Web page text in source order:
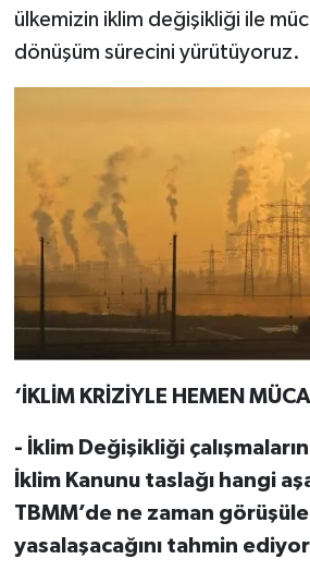
ülkemizin iklim değişikliği ile
dönüşüm sürecini yürütüyoruz.
‘İKLİM KRİZİYLE HEMEN
- İklim Değişikliği
İklim Kanunu taslağı hangi
TBMM’de ne zaman
yasalaşacağını tahmin